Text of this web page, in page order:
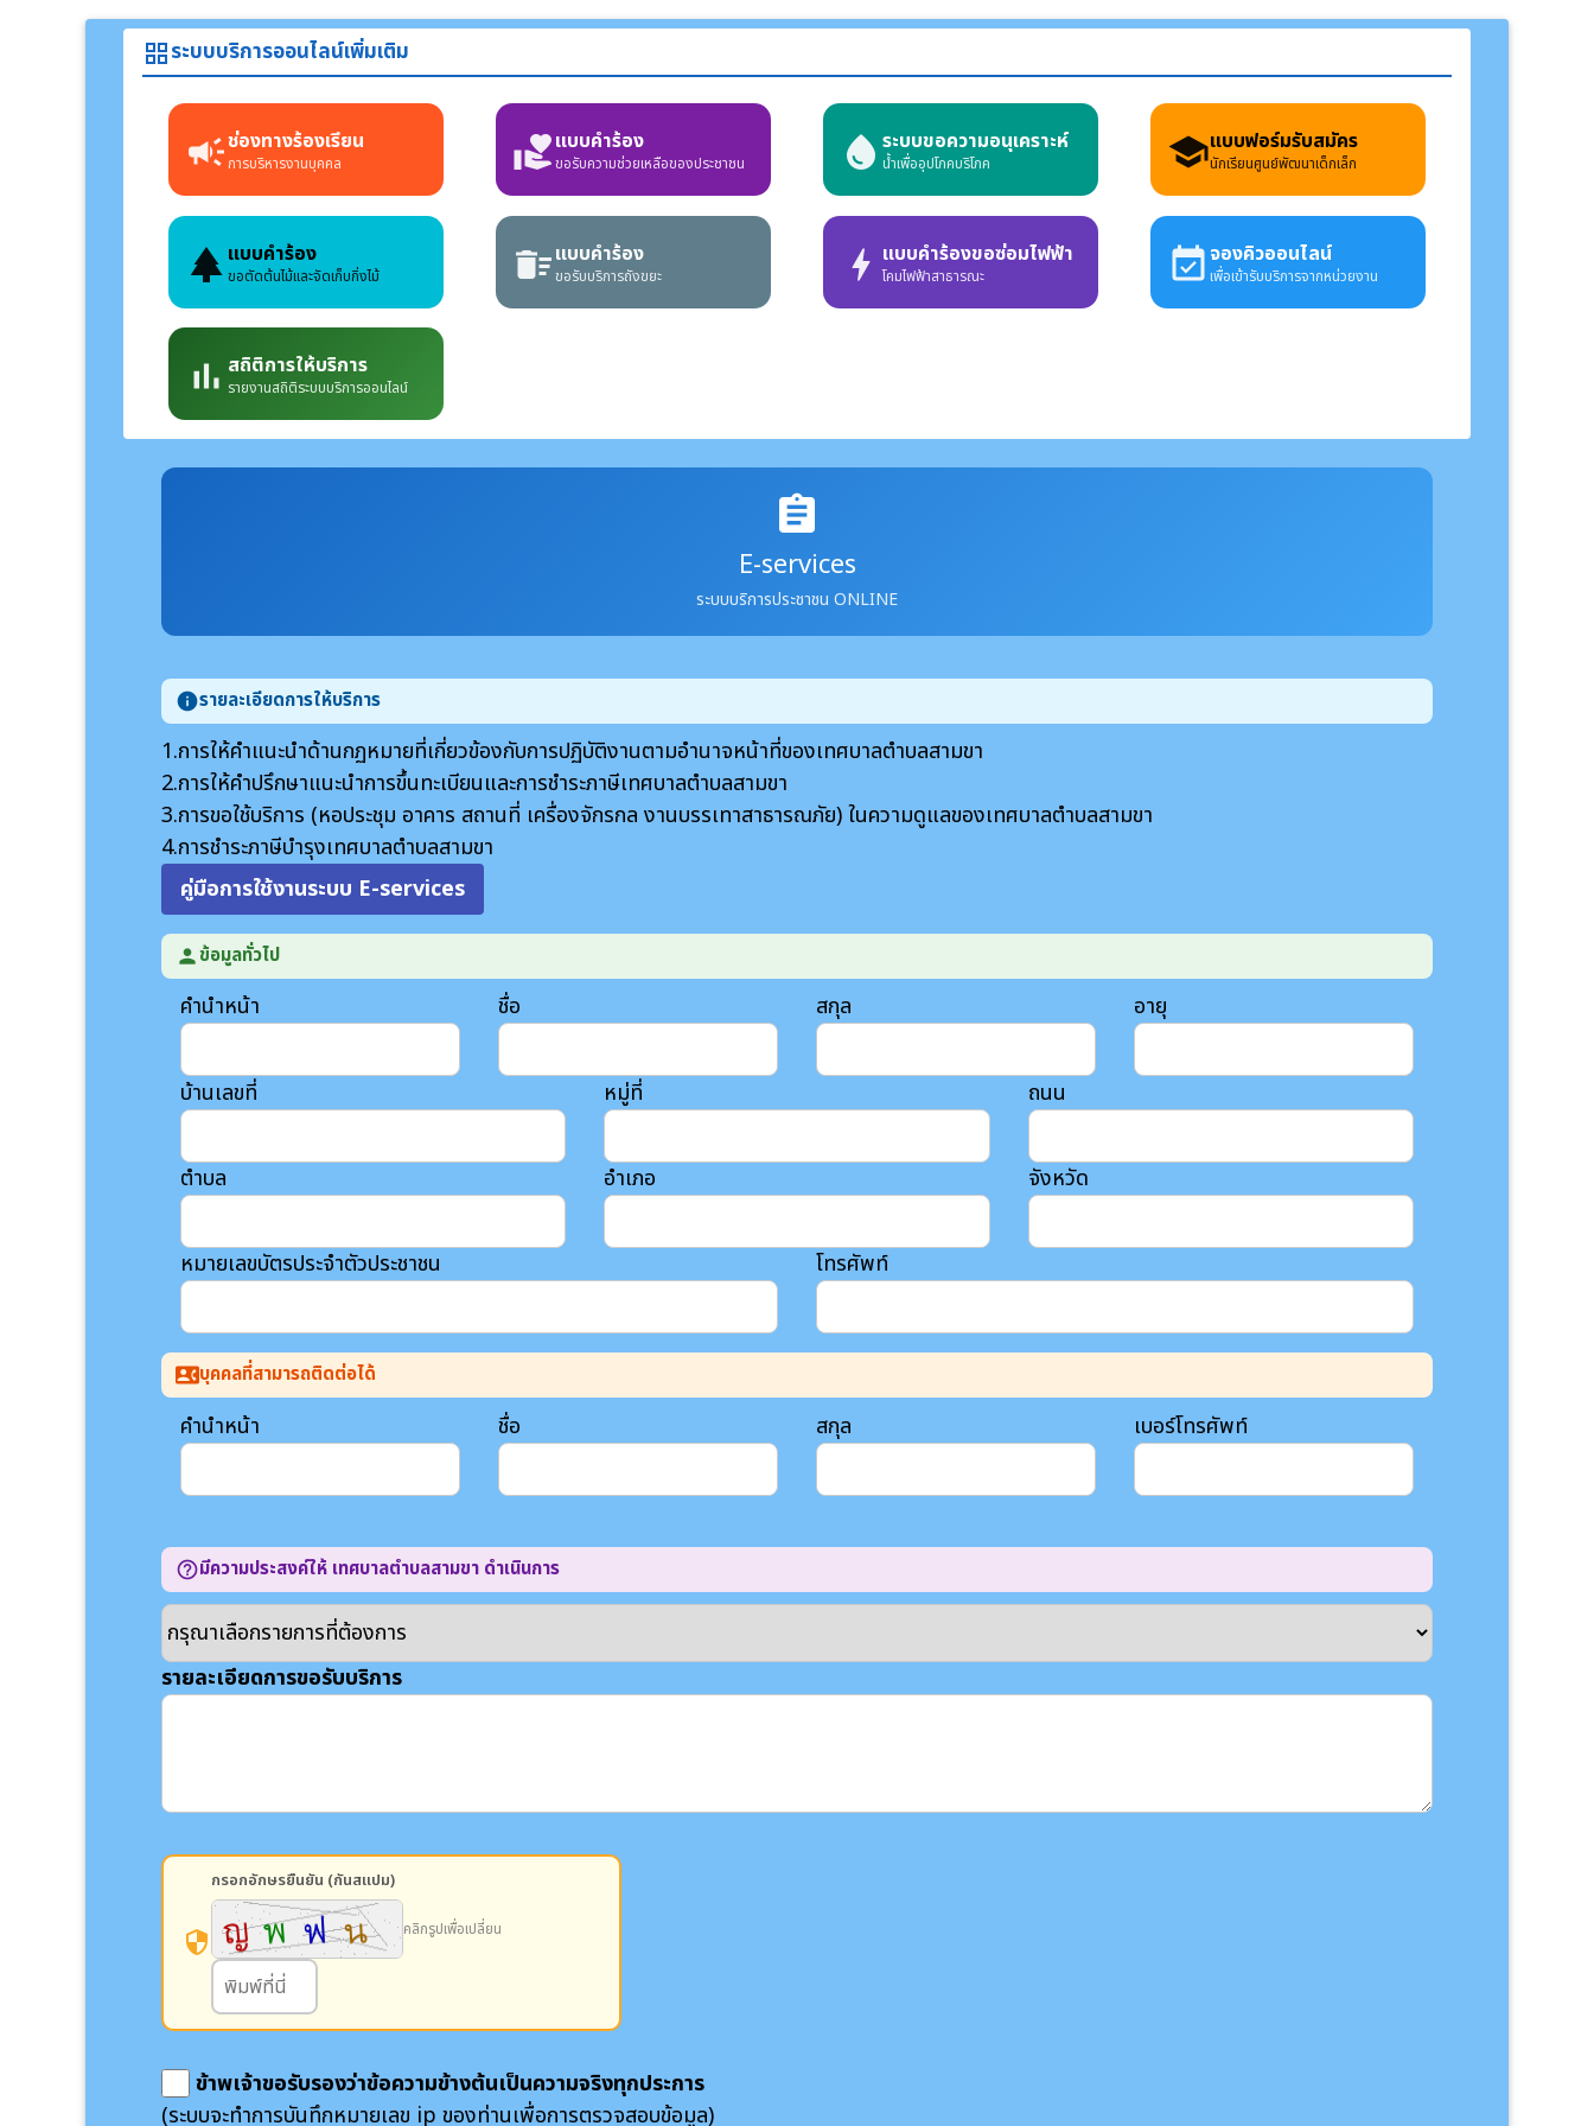
grid_viewระบบบริการออนไลน์เพิ่มเติม
campaignช่องทางร้องเรียน
การบริหารงานบุคคล volunteer_activismแบบคำร้อง
ขอรับความช่วยเหลือของประชาชน water_drop ระบบขอความอนุเคราะห์
น้ำเพื่ออุปโภคบริโภค schoolแบบฟอร์มรับสมัคร
นักเรียนศูนย์พัฒนาเด็กเล็ก
park แบบคำร้อง
ขอตัดต้นไม้และจัดเก็บกิ่งไม้ delete_sweepแบบคำร้อง
ขอรับบริการถังขยะ boltแบบคำร้องขอซ่อมไฟฟ้า
โคมไฟฟ้าสาธารณะ event_available จองคิวออนไลน์
เพื่อเข้ารับบริการจากหน่วยงาน
bar_chart สถิติการให้บริการ
รายงานสถิติระบบบริการออนไลน์
assignment
E-services
ระบบบริการประชาชน ONLINE
infoรายละเอียดการให้บริการ
1.การให้คำแนะนำด้านกฏหมายที่เกี่ยวข้องกับการปฏิบัติงานตามอำนาจหน้าที่ของเทศบาลตำบลสามขา
2.การให้คำปรึกษาแนะนำการขึ้นทะเบียนและการชำระภาษีเทศบาลตำบลสามขา
3.การขอใช้บริการ (หอประชุม อาคาร สถานที่ เครื่องจักรกล งานบรรเทาสาธารณภัย) ในความดูแลของเทศบาลตำบลสามขา
4.การชำระภาษีบำรุงเทศบาลตำบลสามขา
คู่มือการใช้งานระบบ E-services
personข้อมูลทั่วไป
คำนำหน้า ชื่อ สกุล อายุ
บ้านเลขที่ หมู่ที่ ถนน
ตำบล อำเภอ จังหวัด
หมายเลขบัตรประจำตัวประชาชน โทรศัพท์
contact_phoneบุคคลที่สามารถติดต่อได้
คำนำหน้า ชื่อ สกุล เบอร์โทรศัพท์
help_outlineมีความประสงค์ให้ เทศบาลตำบลสามขา ดำเนินการ
รายละเอียดการขอรับบริการ
security
กรอกอักษรยืนยัน (กันสแปม)
คลิกรูปเพื่อเปลี่ยน
ข้าพเจ้าขอรับรองว่าข้อความข้างต้นเป็นความจริงทุกประการ
(ระบบจะทำการบันทึกหมายเลข ip ของท่านเพื่อการตรวจสอบข้อมูล)